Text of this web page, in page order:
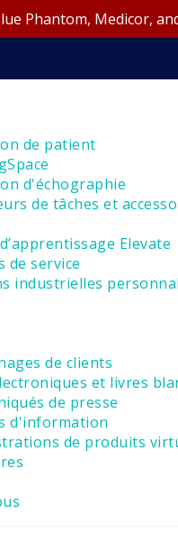
Phantom, Medicor,
de patient
d'échographie
de tâches et
Elevate
de service
industrielles
de clients
et livres
de presse
d'information
de produits